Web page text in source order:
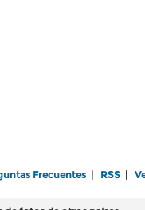
Frecuentes RSS